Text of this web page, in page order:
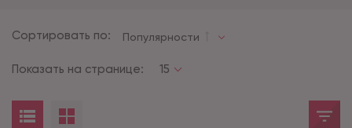
Сортировать по: Популярности
Показать на странице: 15